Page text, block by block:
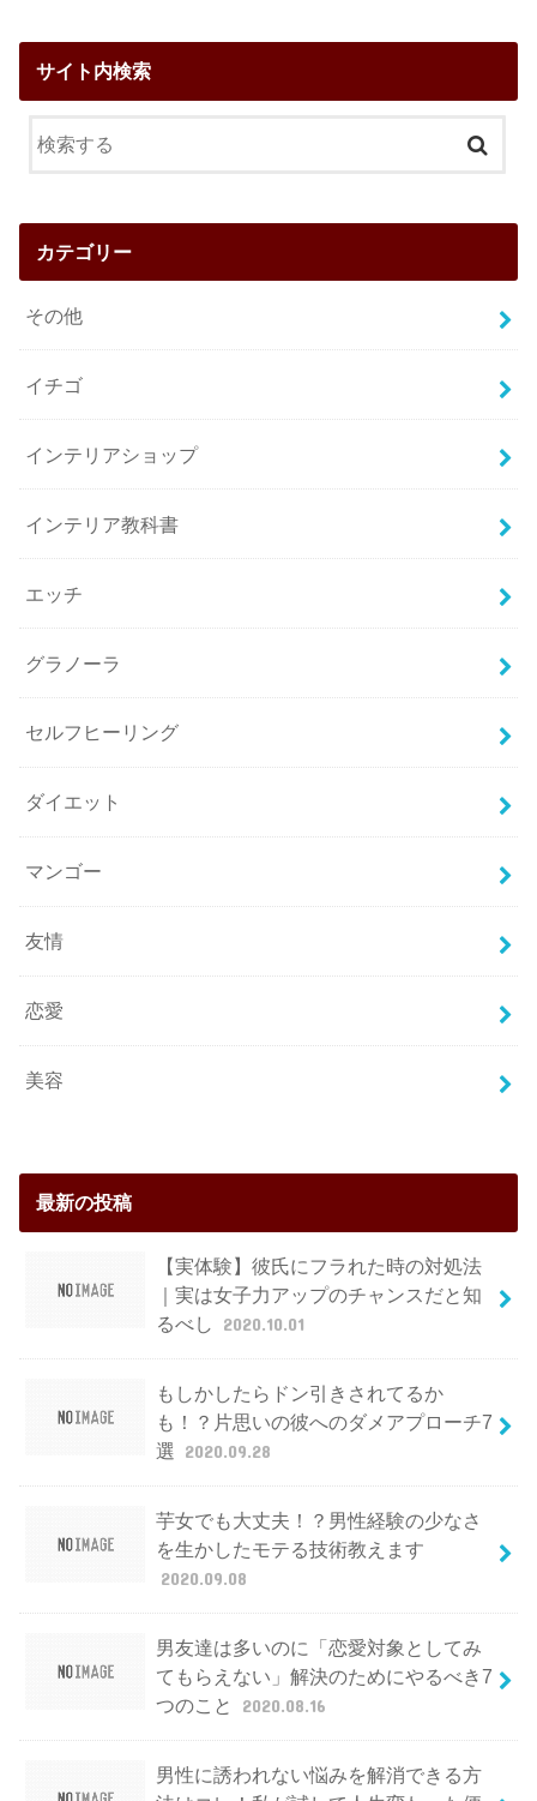
サイト内検索
カテゴリー
その他
イチゴ
インテリアショップ
インテリア教科書
エッチ
グラノーラ
セルフヒーリング
ダイエット
マンゴー
友情
恋愛
美容
最新の投稿
【実体験】彼氏にフラれた時の対処法
｜実は女子力アップのチャンスだと知
るべし
2020.10.01
もしかしたらドン引きされてるか
も！？片思いの彼へのダメアプローチ7
選 2020.09.28
芋女でも大丈夫！？男性経験の少なさ
を生かしたモテる技術教えます
2020.09.08
男友達は多いのに「恋愛対象としてみ
てもらえない」解決のためにやるべき7
つのこと
2020.08.16
男性に誘われない悩みを解消できる方